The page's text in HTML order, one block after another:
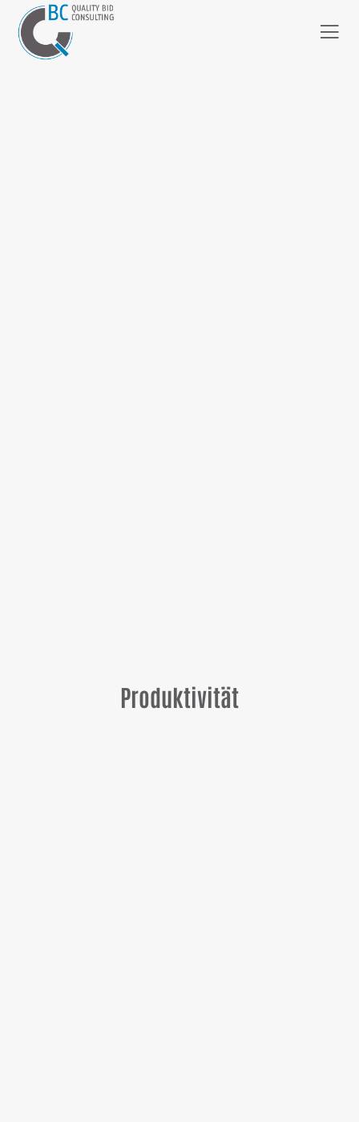
Produktivität